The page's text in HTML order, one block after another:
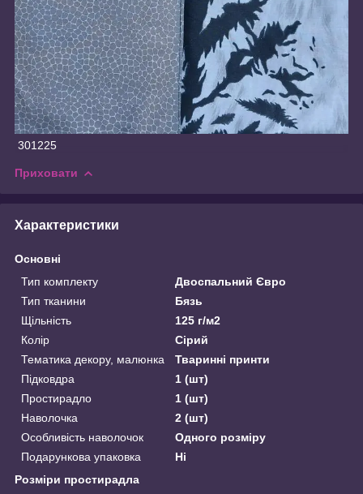
301225
Приховати
Характеристики
Основні
Тип комплекту
Двоспальний Євро
Тип тканини
Бязь
Щільність
125 г/м2
Колір
Сірий
Тематика декору, малюнка
Тваринні принти
Підковдра
1 (шт)
Простирадло
1 (шт)
Наволочка
2 (шт)
Особливість наволочок
Одного розміру
Подарункова упаковка
Ні
Розміри простирадла